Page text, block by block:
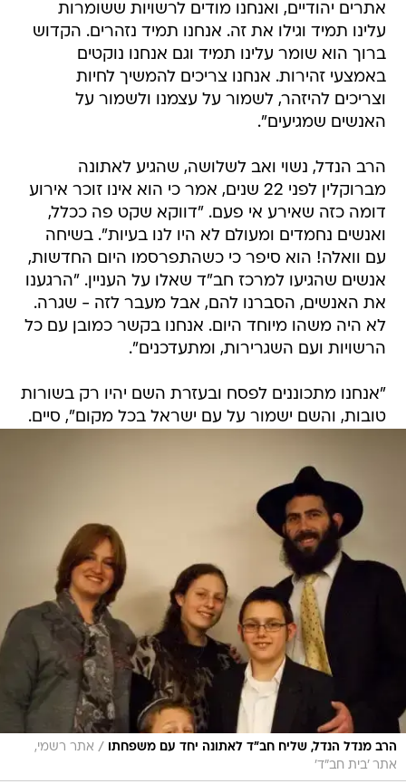
אתרים יהודיים, ואנחנו מודים לרשויות ששומרות
עלינו תמיד וגילו את זה. אנחנו תמיד נזהרים. הקדוש
ברוך הוא שומר עלינו תמיד וגם אנחנו נוקטים
באמצעי זהירות. אנחנו צריכים להמשיך לחיות
וצריכים להיזהר, לשמור על עצמנו ולשמור על
האנשים שמגיעים".
הרב הנדל, נשוי ואב לשלושה, שהגיע לאתונה
מברוקלין לפני 22 שנים, אמר כי הוא אינו זוכר אירוע
דומה כזה שאירע אי פעם. "דווקא שקט פה ככלל,
ואנשים נחמדים ומעולם לא היו לנו בעיות". בשיחה
עם וואלה! הוא סיפר כי כשהתפרסמו היום החדשות,
אנשים שהגיעו למרכז חב"ד שאלו על העניין. "הרגענו
את האנשים, הסברנו להם, אבל מעבר לזה - שגרה.
לא היה משהו מיוחד היום. אנחנו בקשר כמובן עם כל
הרשויות ועם השגרירות, ומתעדכנים".
"אנחנו מתכוננים לפסח ובעזרת השם יהיו רק בשורות
טובות, והשם ישמור על עם ישראל בכל מקום", סיים.
הרב מנדל הנדל, שליח חב"ד לאתונה יחד עם משפחתו / אתר רשמי,
אתר 'בית חב"ד'